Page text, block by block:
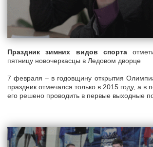
Праздник зимних видов спорта
пятницу новочеркасцы в Ледовом дворце
7 февраля – в годовщину открытия
праздник отмечался только в 2015 году, а
его решено проводить в первые выходные